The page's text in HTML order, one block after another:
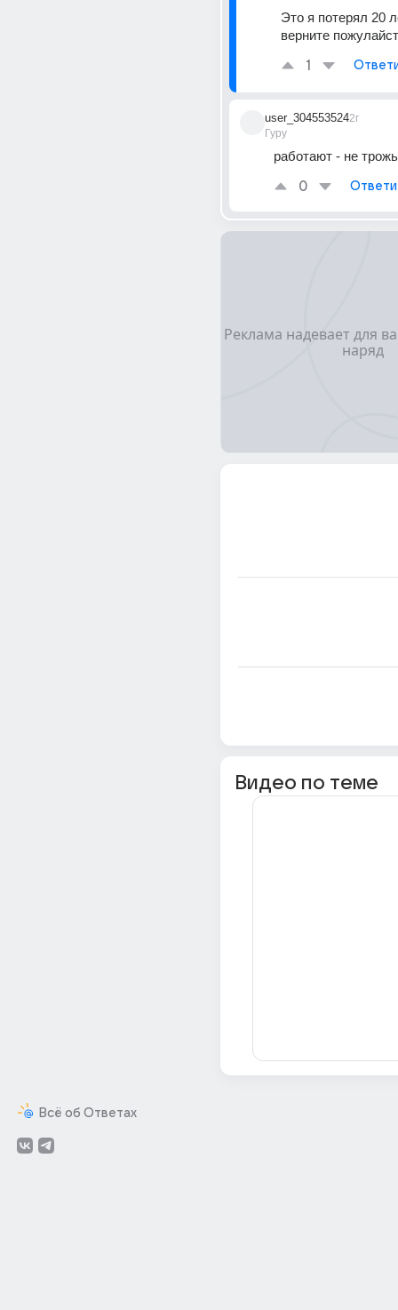
Всё об Ответах
Это я потерял 20
верните
1
user_304553524
Гуру
2г
работают - не трожь
0
Видео по теме